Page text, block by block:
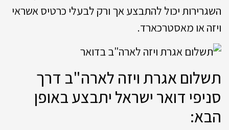
השגרירות יכול להתבצע אך ורק לבעלי כרטיס אשראי
ויזה או מאסטרכארד.
תשלום אגרת ויזה לארה"ב דרך
סניפי דואר ישראל יתבצע באופן
הבא: